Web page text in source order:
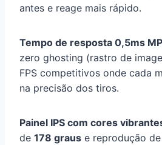
antes e reage mais rápido.
Tempo de resposta 0,5ms
zero ghosting (rastro de
FPS competitivos onde cada
na precisão dos tiros.
Painel IPS com cores
de 178 graus e reprodução